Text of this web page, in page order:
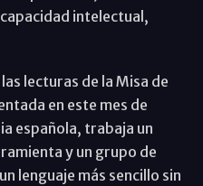
intelectual,
lecturas de la Misa de
en este mes de
española, trabaja un
y un grupo de
lenguaje más sencillo sin